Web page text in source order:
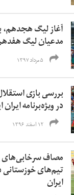
آغاز لیگ هجدهم،
مدعیان لیگ
۵ مرداد ۱۳۹۷
بررسی بازی
در ویژه‌برنامه ایران
۱۲ اسفند ۱۳۹۶
مصاف سرخابی‌های
تیم‌های خوزستانی
ایران